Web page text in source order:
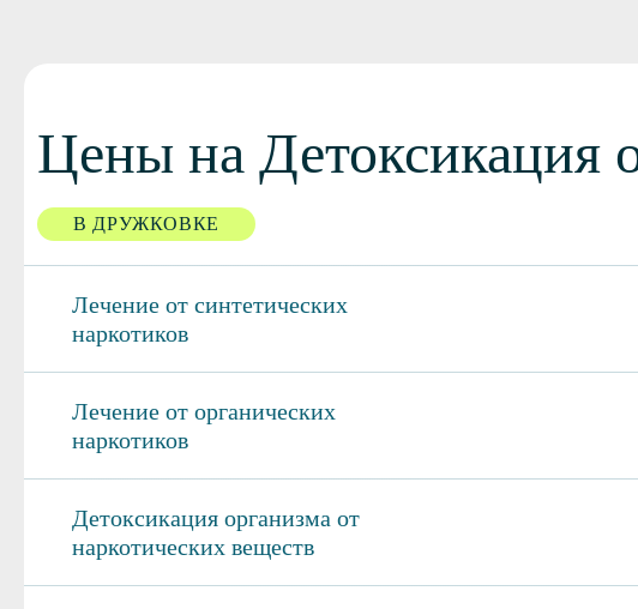
Цены на Детоксикация
В ДРУЖКОВКЕ
Лечение от синтетических
наркотиков
Лечение от органических
наркотиков
Детоксикация организма от
наркотических веществ